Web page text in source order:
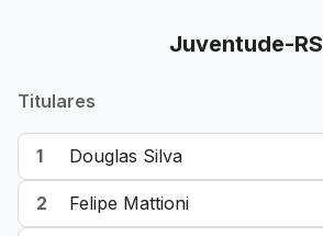
Juventude-RS
Titulares
1 Douglas Silva
2 Felipe Mattioni